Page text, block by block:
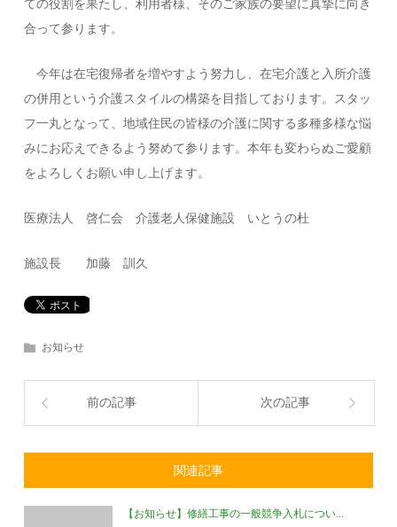
ての役割を果たし、利用者様、そのご家族の要望に真摯に向き
合って参ります。
今年は在宅復帰者を増やすよう努力し、在宅介護と入所介護
の併用という介護スタイルの構築を目指しております。スタッ
フ一丸となって、地域住民の皆様の介護に関する多種多様な悩
みにお応えできるよう努めて参ります。本年も変わらぬご愛顧
をよろしくお願い申し上げます。
医療法人 啓仁会 介護老人保健施設 いとうの杜
施設長 加藤 訓久
お知らせ
前の記事 次の記事
関連記事
【お知らせ】修繕工事の一般競争入札につい...